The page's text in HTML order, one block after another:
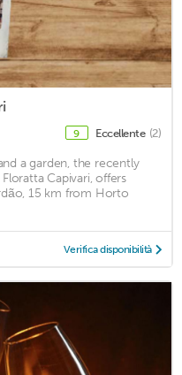
9 Eccellente (2)
a garden, the recently
Capivari, offers
15 km from Horto
Verifica disponibilità